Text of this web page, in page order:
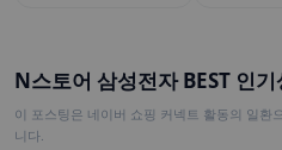
N스토어 삼성전자 BEST 인
이 포스팅은 네이버 쇼핑 커넥트 활동의 일환
니다.